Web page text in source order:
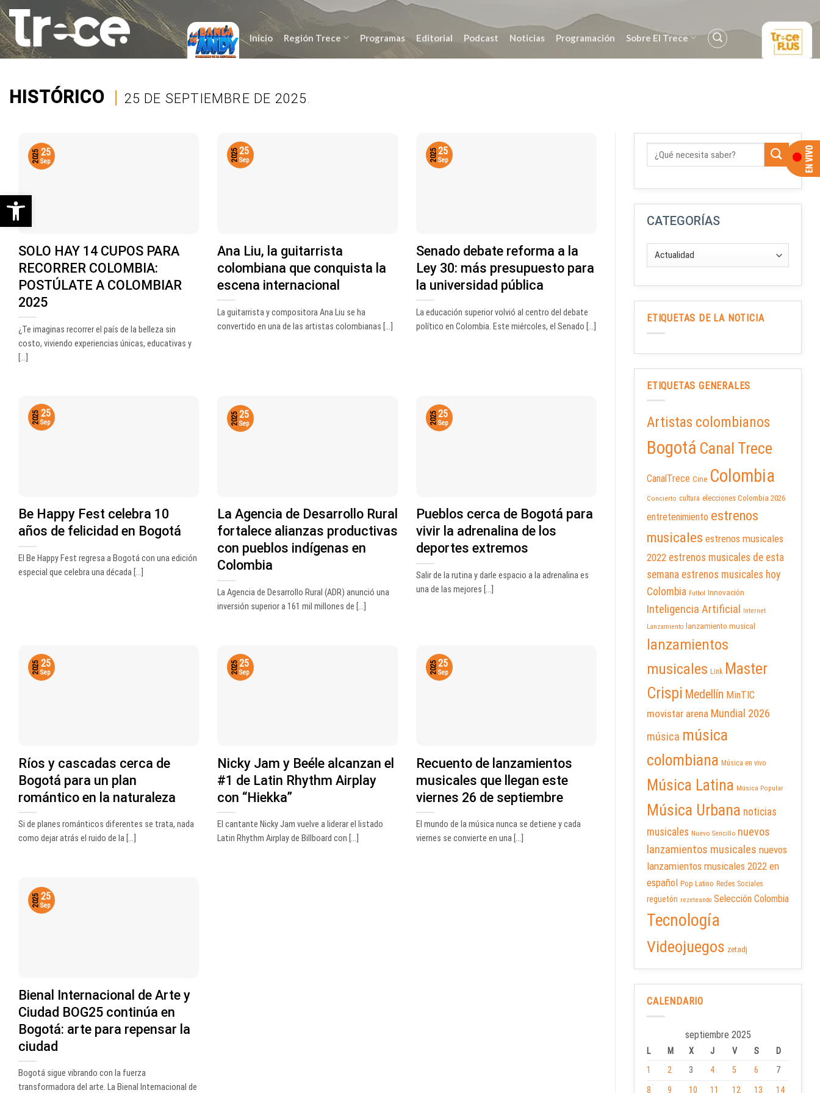
Saltar
al
contenido
Inicio Región Trece Programas Editorial Podcast Noticias Programación Sobre El Trece
HISTÓRICO | 25 DE SEPTIEMBRE DE 2025.
SOLO HAY 14 CUPOS PARA
RECORRER COLOMBIA:
POSTÚLATE A COLOMBIAR
2025
¿Te imaginas recorrer el país de la belleza sin
costo, viviendo experiencias únicas, educativas y
[...]
25
Sep
2025
Ana Liu, la guitarrista
colombiana que conquista la
escena internacional
La guitarrista y compositora Ana Liu se ha
convertido en una de las artistas colombianas [...]
25
Sep
2025
Senado debate reforma a la
Ley 30: más presupuesto para
la universidad pública
La educación superior volvió al centro del debate
político en Colombia. Este miércoles, el Senado [...]
25
Sep
2025
Be Happy Fest celebra 10
años de felicidad en Bogotá
El Be Happy Fest regresa a Bogotá con una edición
especial que celebra una década [...]
25
Sep
2025
La Agencia de Desarrollo Rural
fortalece alianzas productivas
con pueblos indígenas en
Colombia
La Agencia de Desarrollo Rural (ADR) anunció una
inversión superior a 161 mil millones de [...]
25
Sep
2025
Pueblos cerca de Bogotá para
vivir la adrenalina de los
deportes extremos
Salir de la rutina y darle espacio a la adrenalina es
una de las mejores [...]
25
Sep
2025
Ríos y cascadas cerca de
Bogotá para un plan
romántico en la naturaleza
Si de planes románticos diferentes se trata, nada
como dejar atrás el ruido de la [...]
25
Sep
2025
Nicky Jam y Beéle alcanzan el
#1 de Latin Rhythm Airplay
con “Hiekka”
El cantante Nicky Jam vuelve a liderar el listado
Latin Rhythm Airplay de Billboard con [...]
25
Sep
2025
Recuento de lanzamientos
musicales que llegan este
viernes 26 de septiembre
El mundo de la música nunca se detiene y cada
viernes se convierte en una [...]
25
Sep
2025
Bienal Internacional de Arte y
Ciudad BOG25 continúa en
Bogotá: arte para repensar la
ciudad
Bogotá sigue vibrando con la fuerza
transformadora del arte. La Bienal Internacional de
25
Sep
2025
CATEGORÍAS
ETIQUETAS DE LA NOTICIA
ETIQUETAS GENERALES
Artistas colombianos
Bogotá Canal Trece
CanalTrece Cine Colombia
Concierto cultura elecciones Colombia 2026
entretenimiento estrenos
musicales estrenos musicales
2022 estrenos musicales de esta
semana estrenos musicales hoy
Colombia Futbol Innovación
Inteligencia Artificial
Internet
Lanzamiento
lanzamiento musical
lanzamientos
musicales Link Master
Crispi Medellín MinTIC
movistar arena Mundial 2026
música música
colombiana Música en vivo
Música Latina Música Popular
Música Urbana noticias
musicales Nuevo Sencillo nuevos
lanzamientos musicales nuevos
lanzamientos musicales 2022 en
español Pop Latino Redes Sociales
reguetón rezeteando Selección Colombia
Tecnología
Videojuegos zetadj
CALENDARIO
septiembre 2025
L M X J V S
D
1
2 3 4 5 6
7
8
9 10 11 12 13
14
Abrir barra de herramientas